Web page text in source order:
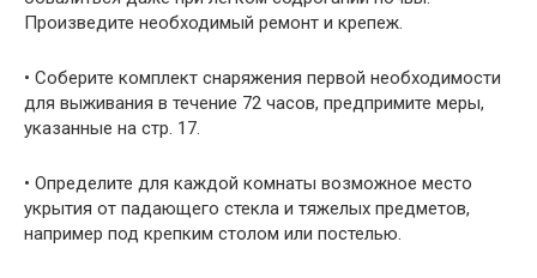
Произведите необходимый ремонт и крепеж.
• Соберите комплект снаряжения первой необходимости
для вы­живания в течение 72 часов, предпримите меры,
указанные на стр. 17.
• Определите для каждой комнаты возможное место
укрытия от падающего стекла и тяжелых предметов,
например под креп­ким столом или постелью.